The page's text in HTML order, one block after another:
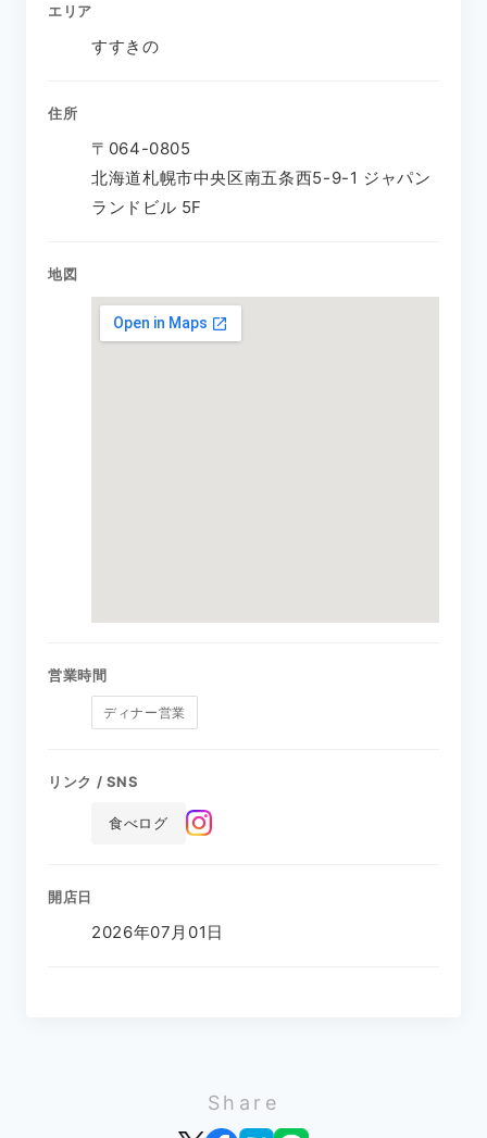
エリア
すすきの
住所
〒064-0805
北海道札幌市中央区南五条西5-9-1 ジャパン
ランドビル 5F
地図
営業時間
ディナー営業
リンク / SNS
食べログ
開店日
2026年07月01日
Share